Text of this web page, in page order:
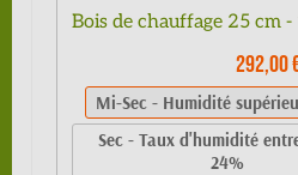
Bois de chauffage 25 cm
292,00
Mi-Sec - Humidité
Sec - Taux d'humidité
24%